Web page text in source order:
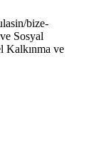
bize-
Sosyal
Kalkınma ve